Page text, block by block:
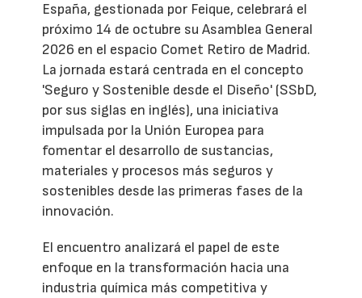
España, gestionada por Feique, celebrará el
próximo 14 de octubre su Asamblea General
2026 en el espacio Comet Retiro de Madrid.
La jornada estará centrada en el concepto
'Seguro y Sostenible desde el Diseño' (SSbD,
por sus siglas en inglés), una iniciativa
impulsada por la Unión Europea para
fomentar el desarrollo de sustancias,
materiales y procesos más seguros y
sostenibles desde las primeras fases de la
innovación.
El encuentro analizará el papel de este
enfoque en la transformación hacia una
industria química más competitiva y